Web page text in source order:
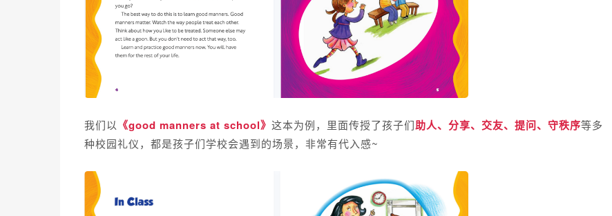
我们以 《good manners at school》 这本为例，里面传授了孩子们助人、分享、交友、提问、守秩序等多
种校园礼仪，都是孩子们学校会遇到的场景，非常有代入感~